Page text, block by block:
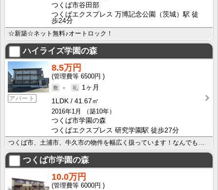
つくば市谷田部
つくばエクスプレス 万博記念公園（茨城）駅 徒
歩24分
☆新築☆ネット無料♪オートロック！
ハイライズ学園の森
アパート
8.5万円
6500円
-
1ヶ月
1LDK
41.67㎡
2016年1月
（築10年）
つくば市学園の森
つくばエクスプレス 研究学園駅 徒歩27分
つくば市、土浦市、牛久市の物件を幅広く扱っています！なんでもご相談下さい♪
つくば市学園の森
10.0万円
6000円